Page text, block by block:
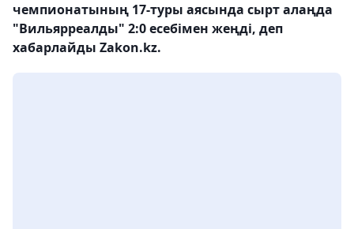
чемпионатының 17-туры аясында сырт алаңда
"Вильярреалды" 2:0 есебімен жеңді, деп
хабарлайды Zakon.kz.